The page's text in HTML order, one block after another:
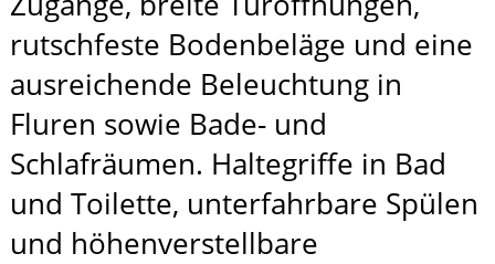
rutschfeste Bodenbeläge und eine
ausreichende Beleuchtung in
Fluren sowie Bade- und
Schlafräumen. Haltegriffe in Bad
und Toilette, unterfahrbare Spülen
und höhenverstellbare